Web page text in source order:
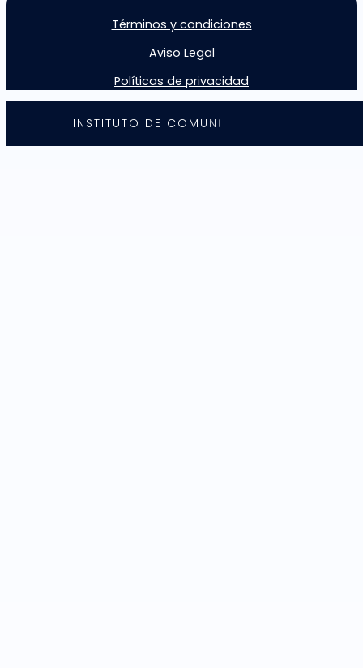
Términos y condiciones
Aviso Legal
Políticas de privacidad
I N STITUTO D E C O M U N I